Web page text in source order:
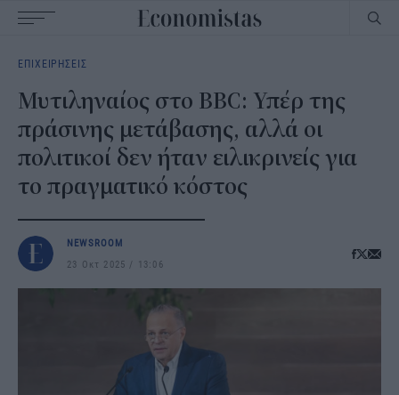
navigation
ΕΠΙΧΕΙΡΗΣΕΙΣ
Μυτιληναίος στο BBC: Υπέρ της
πράσινης μετάβασης, αλλά οι
πολιτικοί δεν ήταν ειλικρινείς για
το πραγματικό κόστος
NEWSROOM
23 Οκτ 2025
13:06